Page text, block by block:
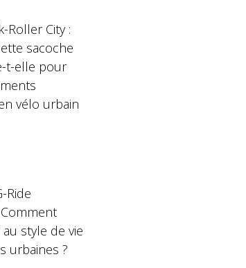
Roller City :
sacoche
t-elle pour
vélo urbain
Ride
style de vie
urbaines ?